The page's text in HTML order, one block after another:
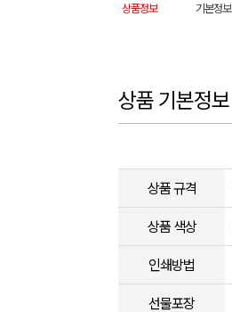
상품정보 기본정보
상품 기본정보
상품 규격
상품 색상
인쇄방법
선물포장